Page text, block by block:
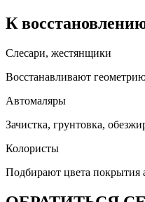
К
Слесари, жестянщики
Восстанавливают
Автомаляры
Зачистка, грунтовка,
Колористы
Подбирают цвета покрытия